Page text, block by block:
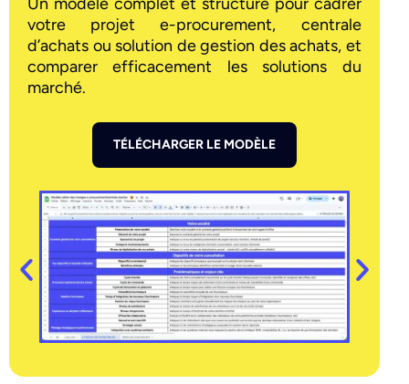
votre projet e-procurement, centrale
d’achats ou solution de gestion des achats, et
comparer efficacement les solutions du
marché.
TÉLÉCHARGER LE MODÈLE